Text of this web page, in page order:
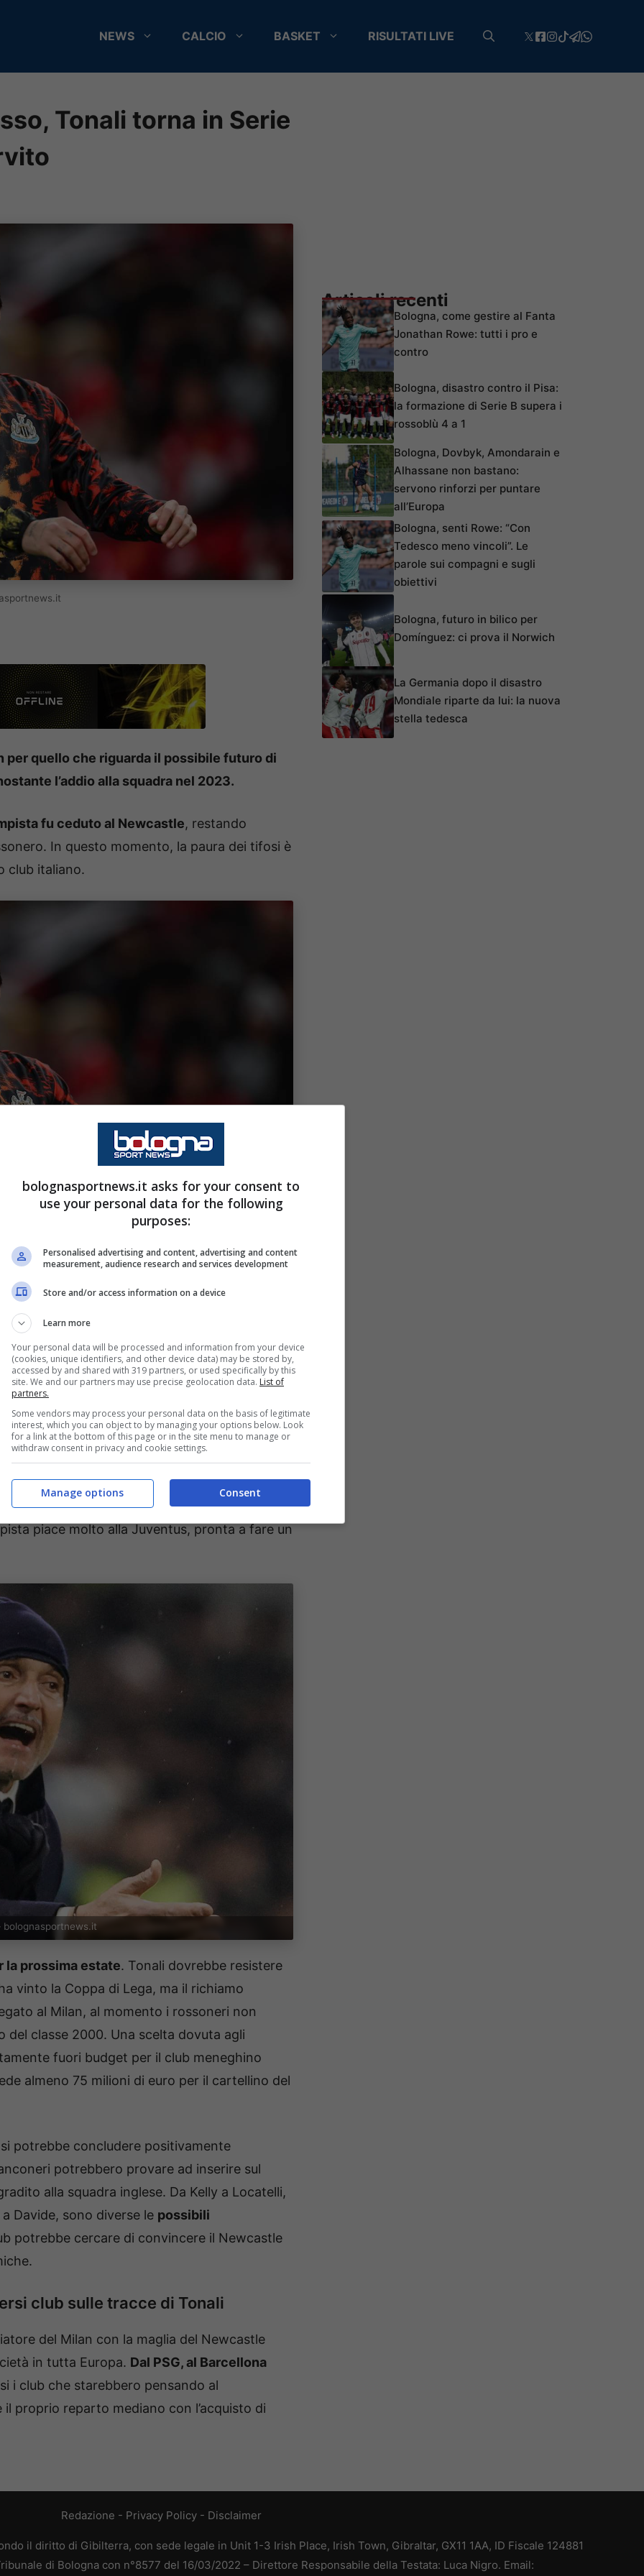
NEWS CALCIO BASKET RISULTATI LIVE
Tonali torna in Serie
per quello che riguarda il possibile futuro di
l’addio alla squadra nel 2023.
fu ceduto al Newcastle, restando
In questo momento, la paura dei tifosi è
club italiano.
questa è la sensazione al momento, per
della nazionale italiana chiuderà il
per poi capire
ottenuti con la squadra inglese e se ci sarà
o meno in ottica 2026/2027.
in Serie A, tifosi del Milan in
diCalciomercato.it
ha fatto il punto sui
A, si è parlato anche della situazione
piace molto alla Juventus, pronta a fare un
bolognasportnews.it
la prossima estate. Tonali dovrebbe resistere
vinto la Coppa di Lega, ma il richiamo
al Milan, al momento i rossoneri non
classe 2000. Una scelta dovuta agli
fuori budget per il club meneghino
almeno 75 milioni di euro per il cartellino del
potrebbe concludere positivamente
potrebbero provare ad inserire sul
alla squadra inglese. Da Kelly a Locatelli,
Davide, sono diverse le possibili
potrebbe cercare di convincere il Newcastle
club sulle tracce di Tonali
del Milan con la maglia del Newcastle
in tutta Europa. Dal PSG, al Barcellona
i club che starebbero pensando al
proprio reparto mediano con l’acquisto di
Articoli recenti
Bologna, come gestire al Fanta
Jonathan Rowe: tutti i pro e
contro
Bologna, disastro contro il Pisa:
la formazione di Serie B supera i
rossoblù 4 a 1
Bologna, Dovbyk, Amondarain e
Alhassane non bastano:
servono rinforzi per puntare
all’Europa
Bologna, senti Rowe: “Con
Tedesco meno vincoli”. Le
parole sui compagni e sugli
obiettivi
Bologna, futuro in bilico per
Domínguez: ci prova il Norwich
La Germania dopo il disastro
Mondiale riparte da lui: la nuova
stella tedesca
Redazione - Privacy Policy- Disclaimer
il diritto di Gibilterra, con sede legale in Unit 1-3 Irish Place, Irish Town, Gibraltar, GX11 1AA, ID Fiscale 124881
di Bologna con n°8577 del 16/03/2022 – Direttore Responsabile della Testata: Luca Nigro. Email:
bolognasportnews.it asks for your consent to
use your personal data for the following
purposes:
Personalised advertising and content, advertising and content
measurement, audience research and services development
Store and/or access information on a device
Learn more
Your personal data will be processed and information from your device
(cookies, unique identifiers, and other device data) may be stored by,
accessed by and shared with 319 partners, or used specifically by this
site. We and our partners may use precise geolocation data. List of
partners.
Some vendors may process your personal data on the basis of legitimate
interest, which you can object to by managing your options below. Look
for a link at the bottom of this page or in the site menu to manage or
withdraw consent in privacy and cookie settings.
Consent
Manage options